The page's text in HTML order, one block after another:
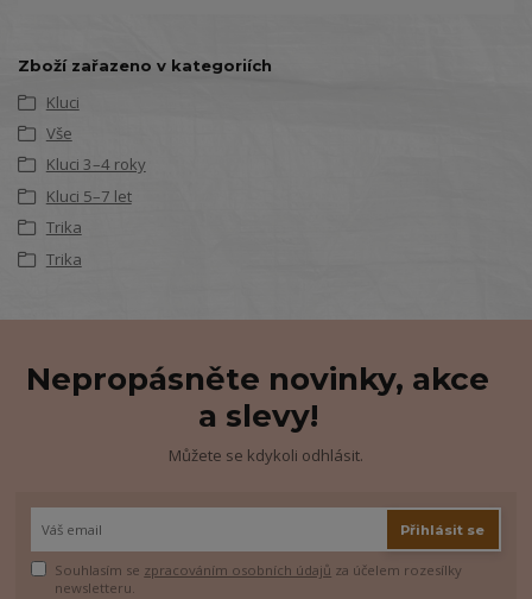
Zboží zařazeno v kategoriích
Kluci
Vše
Kluci 3–4 roky
Kluci 5–7 let
Trika
Trika
Nepropásněte novinky, akce
a slevy!
Můžete se kdykoli odhlásit.
Přihlásit se
Souhlasím se zpracováním osobních údajů za účelem rozesílky
newsletteru.